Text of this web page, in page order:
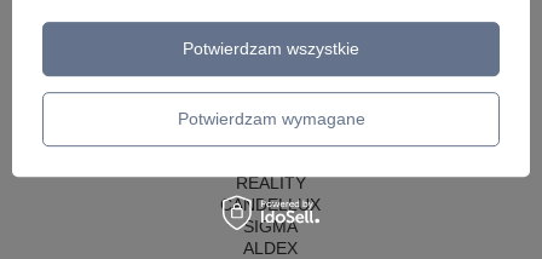
PRODUCENCI
AZZARDO
ITALUX
REALITY
CANDELLUX
SIGMA
ALDEX
Potwierdzam wymagane
Potwierdzam wszystkie